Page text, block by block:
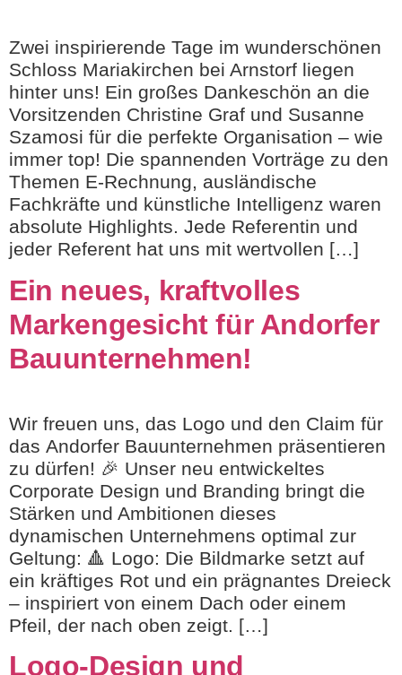
Zwei inspirierende Tage im wunderschönen
Schloss Mariakirchen bei Arnstorf liegen
hinter uns! Ein großes Dankeschön an die
Vorsitzenden Christine Graf und Susanne
Szamosi für die perfekte Organisation – wie
immer top! Die spannenden Vorträge zu den
Themen E-Rechnung, ausländische
Fachkräfte und künstliche Intelligenz waren
absolute Highlights. Jede Referentin und
jeder Referent hat uns mit wertvollen […]
Ein neues, kraftvolles
Markengesicht für Andorfer
Bauunternehmen!
Wir freuen uns, das Logo und den Claim für
das Andorfer Bauunternehmen präsentieren
zu dürfen! 🎉 Unser neu entwickeltes
Corporate Design und Branding bringt die
Stärken und Ambitionen dieses
dynamischen Unternehmens optimal zur
Geltung: 🔺 Logo: Die Bildmarke setzt auf
ein kräftiges Rot und ein prägnantes Dreieck
– inspiriert von einem Dach oder einem
Pfeil, der nach oben zeigt. […]
Logo-Design und